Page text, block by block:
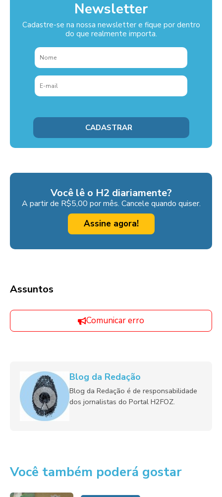
Newsletter
Cadastre-se na nossa newsletter e fique por dentro
do que realmente importa.
Você lê o H2 diariamente?
A partir de R$5,00 por mês. Cancele quando quiser.
Assine agora!
Assuntos
Comunicar erro
Blog da Redação
Blog da Redação é de responsabilidade
dos jornalistas do Portal H2FOZ.
Você também poderá gostar